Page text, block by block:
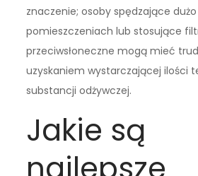
znaczenie; osoby spędzające
pomieszczeniach lub stosujące
przeciwsłoneczne mogą mieć
uzyskaniem wystarczającej ilości
substancji odżywczej.
Jakie są